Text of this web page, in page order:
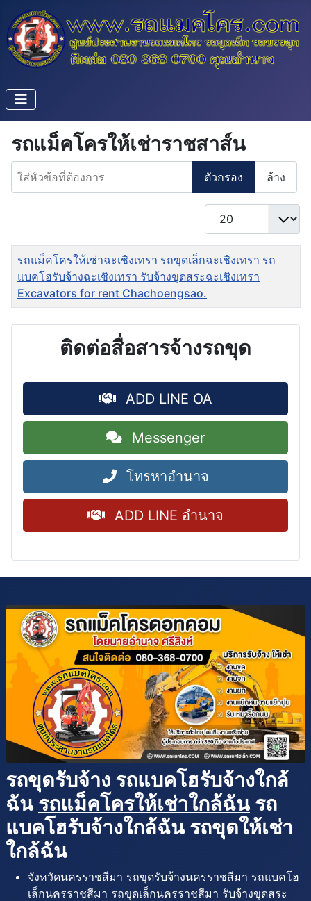
รถแม็คโครให้เช่าราชสาส์น
ใส่หัวข้อที่ต้องการ
ตัวกรอง ล้าง
แสดง #
ชื่อ
รถแม็คโครให้เช่าฉะเชิงเทรา รถขุดเล็กฉะเชิงเทรา รถ
แบคโฮรับจ้างฉะเชิงเทรา รับจ้างขุดสระฉะเชิงเทรา
Excavators for rent Chachoengsao.
ติดต่อสื่อสารจ้างรถขุด
ADD LINE OA
Messenger
โทรหาอำนาจ
ADD LINE อำนาจ
รถขุดรับจ้าง รถแบคโฮรับจ้างใกล้
ฉัน รถแม็คโครให้เช่าใกล้ฉัน รถ
แบคโฮรับจ้างใกล้ฉัน รถขุดให้เช่า
ใกล้ฉัน
จังหวัดนครราชสีมา รถขุดรับจ้างนครราชสีมา รถแบคโฮ
เล็กนครราชสีมา รถขุดเล็กนครราชสีมา รับจ้างขุดสระ